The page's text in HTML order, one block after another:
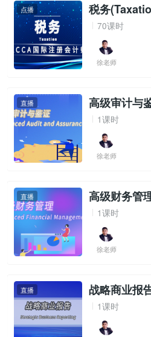
点播 税务
70课时
徐老师
直播
1课时
徐老师
直播
1课时
徐老师
直播
1课时